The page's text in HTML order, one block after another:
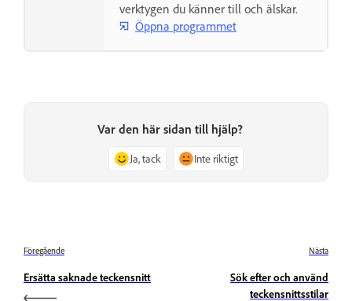
verktygen du känner till och älskar.
Öppna programmet
Var den här sidan till hjälp?
Ja, tack Inte riktigt
Föregående
Ersätta saknade teckensnitt
Nästa
Sök efter och använd
teckensnittsstilar